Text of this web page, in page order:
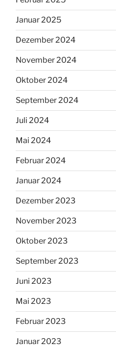
Januar 2025
Dezember 2024
November 2024
Oktober 2024
September 2024
Juli 2024
Mai 2024
Februar 2024
Januar 2024
Dezember 2023
November 2023
Oktober 2023
September 2023
Juni 2023
Mai 2023
Februar 2023
Januar 2023